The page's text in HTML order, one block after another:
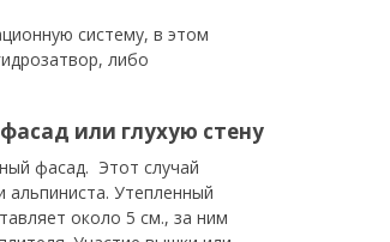
систему, в этом
либо
или глухую стену
фасад. Этот случай
Утепленный
около 5 см., за ним